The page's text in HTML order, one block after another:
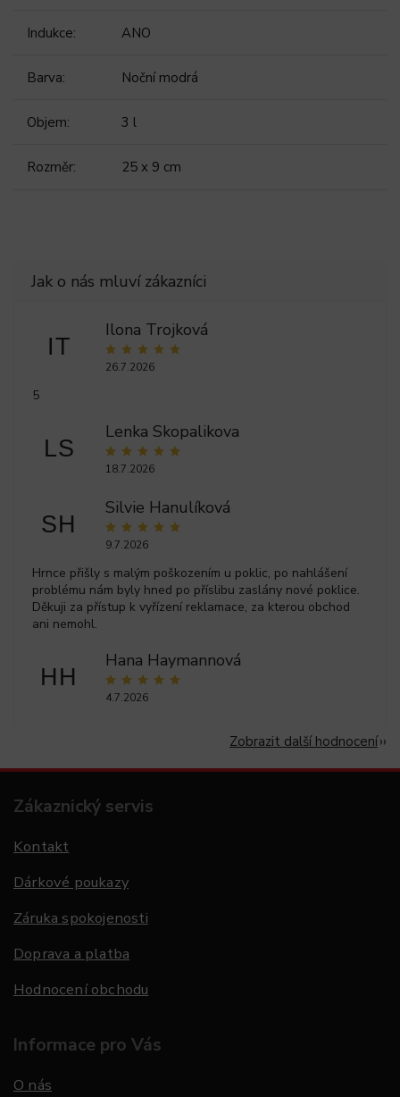
Indukce: ANO
Barva: Noční modrá
Objem: 3 l
Rozměr: 25 x 9 cm
IT
Ilona Trojková
26.7.2026
5
LS
Lenka Skopalikova
18.7.2026
SH
Silvie Hanulíková
9.7.2026
Hrnce přišly s malým poškozením u poklic, po nahlášení
problému nám byly hned po příslibu zaslány nové poklice.
Děkuji za přístup k vyřízení reklamace, za kterou obchod
ani nemohl.
HH
Hana Haymannová
4.7.2026
Zobrazit další hodnocení
Zákaznický servis
Kontakt
Dárkové poukazy
Záruka spokojenosti
Doprava a platba
Hodnocení obchodu
Informace pro Vás
O nás